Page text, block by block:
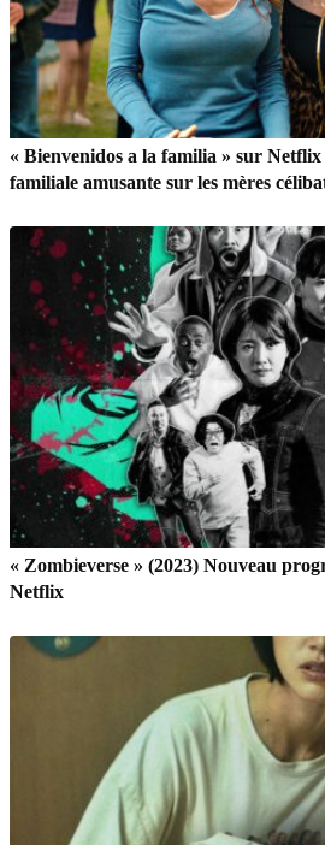
« Bienvenidos a la familia » sur
familiale amusante sur les mères
« Zombieverse » (2023) Nouveau
Netflix